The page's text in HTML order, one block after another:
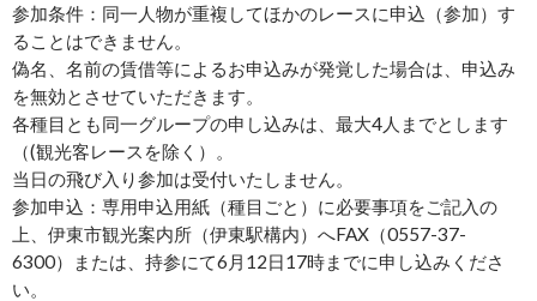
参加条件：同一人物が重複してほかのレースに申込（参加）す
ることはできません。
偽名、名前の賃借等によるお申込みが発覚した場合は、申込み
を無効とさせていただきます。
各種目とも同一グループの申し込みは、最大4人までとします
（(観光客レースを除く）。
当日の飛び入り参加は受付いたしません。
参加申込：専用申込用紙（種目ごと）に必要事項をご記入の
上、伊東市観光案内所（伊東駅構内）へFAX（0557-37-
6300）または、持参にて6月12日17時までに申し込みくださ
い。